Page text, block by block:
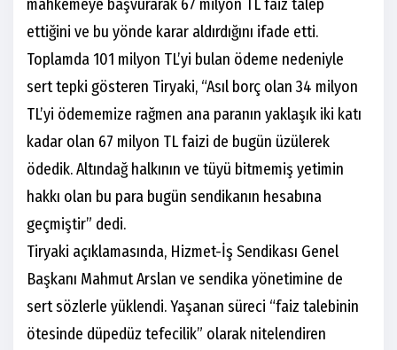
mahkemeye başvurarak 67 milyon TL faiz talep
ettiğini ve bu yönde karar aldırdığını ifade etti.
Toplamda 101 milyon TL’yi bulan ödeme nedeniyle
sert tepki gösteren Tiryaki, “Asıl borç olan 34 milyon
TL’yi ödememize rağmen ana paranın yaklaşık iki katı
kadar olan 67 milyon TL faizi de bugün üzülerek
ödedik. Altındağ halkının ve tüyü bitmemiş yetimin
hakkı olan bu para bugün sendikanın hesabına
geçmiştir” dedi.
Tiryaki açıklamasında, Hizmet-İş Sendikası Genel
Başkanı Mahmut Arslan ve sendika yönetimine de
sert sözlerle yüklendi. Yaşanan süreci “faiz talebinin
ötesinde düpedüz tefecilik” olarak nitelendiren